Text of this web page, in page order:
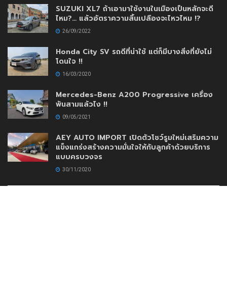
SUZUKI XL7 ถ้าเอามาใช้งานในเมืองเป็นหลักจะดี
ไหม?… แล้วอัตราความสิ้นเปลืองจะไหวไหม !?
26/09/2022
Honda City SV รถดีที่น่าใช้ แต่ก็มีบางสิ่งที่ยังไม่
โดนใจ !!
16/03/2020
Mercedes-Benz A200 Progressive เครื่อง
พันสามแล้วไง !!
09/05/2021
AEY AUTO IMPORT เปิดตัวโชว์รูมใหม่เสริมความ
แข็งแกร่งสร้างความมั่นใจให้กับลูกค้าด้วยบริการ
แบบครบวงจร
30/11/2020